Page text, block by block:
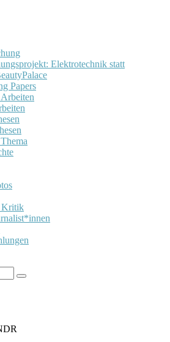
Elektrotechnik statt
Papers
Kritik